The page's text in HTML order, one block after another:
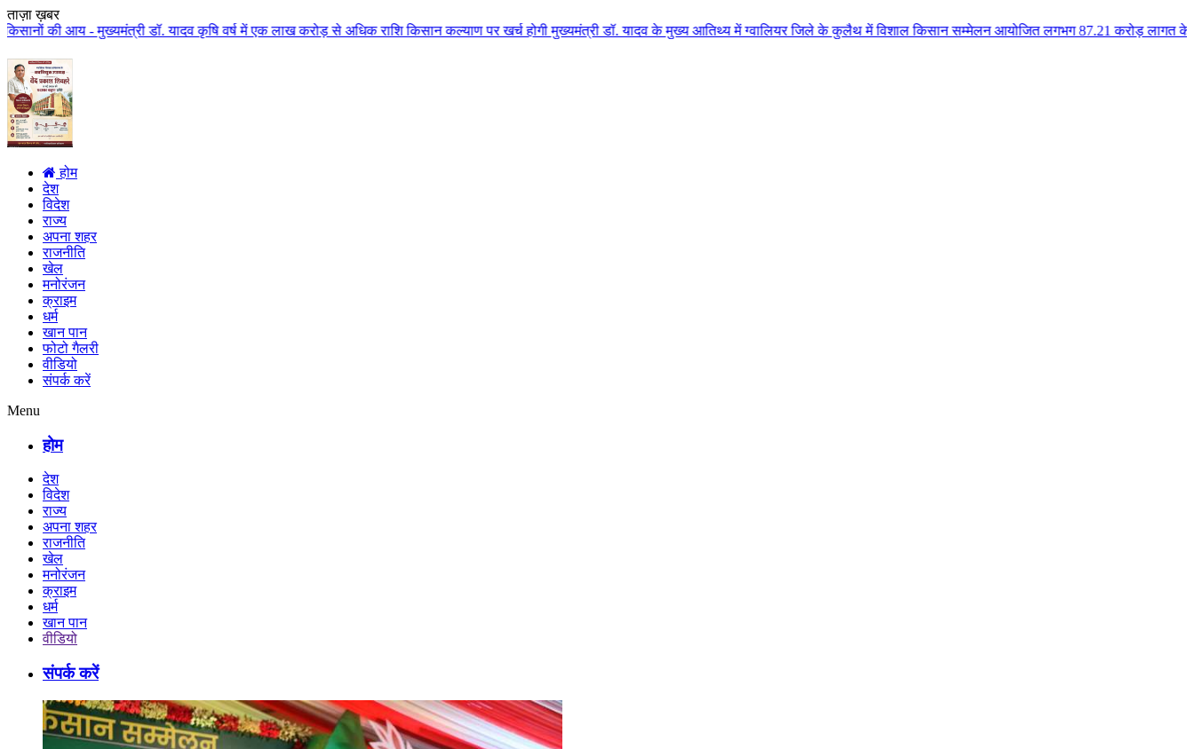
ताज़ा ख़बर
डॉ. यादव कृषि वर्ष में एक लाख करोड़ से अधिक राशि किसान कल्याण पर खर्च होगी मुख्यमंत्री डॉ. यादव के मुख्य आतिथ्य में ग्वालियर जिले के कुलैथ में विशाल किसान सम्मेलन आयोजित लगभग 87.21 करोड़ लागत के 41 विकास
होम
देश
विदेश
राज्य
अपना शहर
राजनीति
खेल
मनोरंजन
क्राइम
धर्म
खान पान
फोटो गैलरी
वीडियो
संपर्क करें
Menu
होम
देश
विदेश
राज्य
अपना शहर
राजनीति
खेल
मनोरंजन
क्राइम
धर्म
खान पान
वीडियो
संपर्क करें